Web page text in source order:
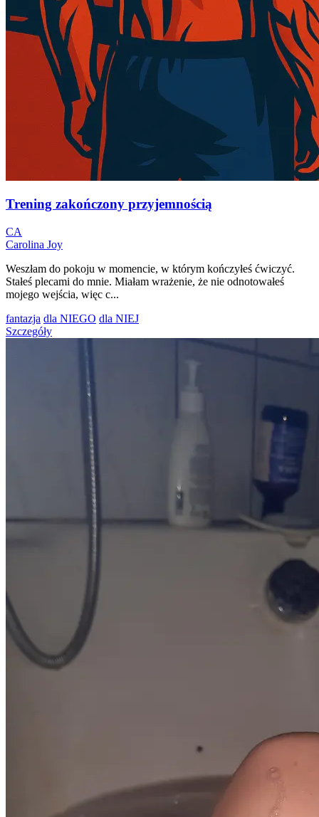
Trening zakończony przyjemnością
CA
Carolina Joy
Weszłam do pokoju w momencie, w którym kończyłeś ćwiczyć.
Stałeś plecami do mnie. Miałam wrażenie, że nie odnotowałeś
mojego wejścia, więc c...
fantazja dla NIEGO dla NIEJ
Szczegóły